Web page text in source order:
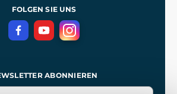
FOLGEN SIE UNS
ABONNIEREN